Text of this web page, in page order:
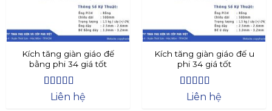
Kích tăng giàn giáo đế
bằng phi 34 giá tốt
Được xếp
5
Liên hệ
Kích tăng giàn giáo đế u
phi 34 giá tốt
Được xếp
5
Liên hệ